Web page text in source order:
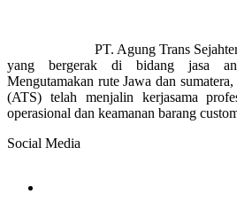
PT. Agung Trans
yang bergerak di bidang jasa
Mengutamakan rute Jawa dan
(ATS) telah menjalin kerjasama
operasional dan keamanan barang
Social Media